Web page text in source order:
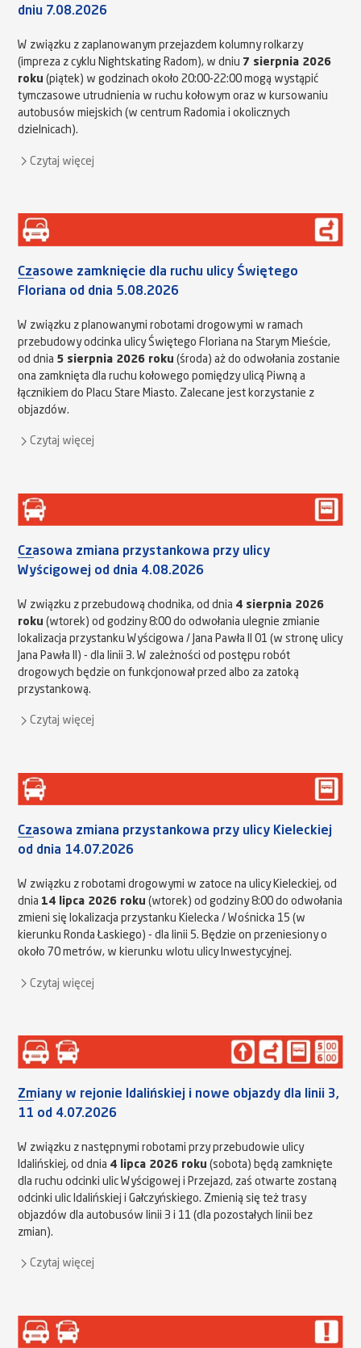
dniu 7.08.2026
W związku z zaplanowanym przejazdem kolumny rolkarzy
(impreza z cyklu Nightskating Radom), w dniu 7 sierpnia 2026
roku (piątek) w godzinach około 20:00-22:00 mogą wystąpić
tymczasowe utrudnienia w ruchu kołowym oraz w kursowaniu
autobusów miejskich (w centrum Radomia i okolicznych
dzielnicach).
Czytaj więcej
Czasowe zamknięcie dla ruchu ulicy Świętego
Floriana od dnia 5.08.2026
W związku z planowanymi robotami drogowymi w ramach
przebudowy odcinka ulicy Świętego Floriana na Starym Mieście,
od dnia 5 sierpnia 2026 roku (środa) aż do odwołania zostanie
ona zamknięta dla ruchu kołowego pomiędzy ulicą Piwną a
łącznikiem do Placu Stare Miasto. Zalecane jest korzystanie z
objazdów.
Czytaj więcej
Czasowa zmiana przystankowa przy ulicy
Wyścigowej od dnia 4.08.2026
W związku z przebudową chodnika, od dnia 4 sierpnia 2026
roku (wtorek) od godziny 8:00 do odwołania ulegnie zmianie
lokalizacja przystanku Wyścigowa / Jana Pawła II 01 (w stronę ulicy
Jana Pawła II) - dla linii 3. W zależności od postępu robót
drogowych będzie on funkcjonował przed albo za zatoką
przystankową.
Czytaj więcej
Czasowa zmiana przystankowa przy ulicy Kieleckiej
od dnia 14.07.2026
W związku z robotami drogowymi w zatoce na ulicy Kieleckiej, od
dnia 14 lipca 2026 roku (wtorek) od godziny 8:00 do odwołania
zmieni się lokalizacja przystanku Kielecka / Wośnicka 15 (w
kierunku Ronda Łaskiego) - dla linii 5. Będzie on przeniesiony o
około 70 metrów, w kierunku wlotu ulicy Inwestycyjnej.
Czytaj więcej
Zmiany w rejonie Idalińskiej i nowe objazdy dla linii 3,
11 od 4.07.2026
W związku z następnymi robotami przy przebudowie ulicy
Idalińskiej, od dnia 4 lipca 2026 roku (sobota) będą zamknięte
dla ruchu odcinki ulic Wyścigowej i Przejazd, zaś otwarte zostaną
odcinki ulic Idalińskiej i Gałczyńskiego. Zmienią się też trasy
objazdów dla autobusów linii 3 i 11 (dla pozostałych linii bez
zmian).
Czytaj więcej